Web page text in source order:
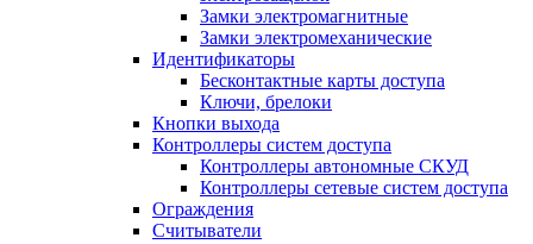
Замки электромагнитные
Замки электромеханические
Идентификаторы
Бесконтактные карты доступа
Ключи, брелоки
Кнопки выхода
Контроллеры систем доступа
Контроллеры автономные СКУД
Контроллеры сетевые систем доступа
Ограждения
Считыватели